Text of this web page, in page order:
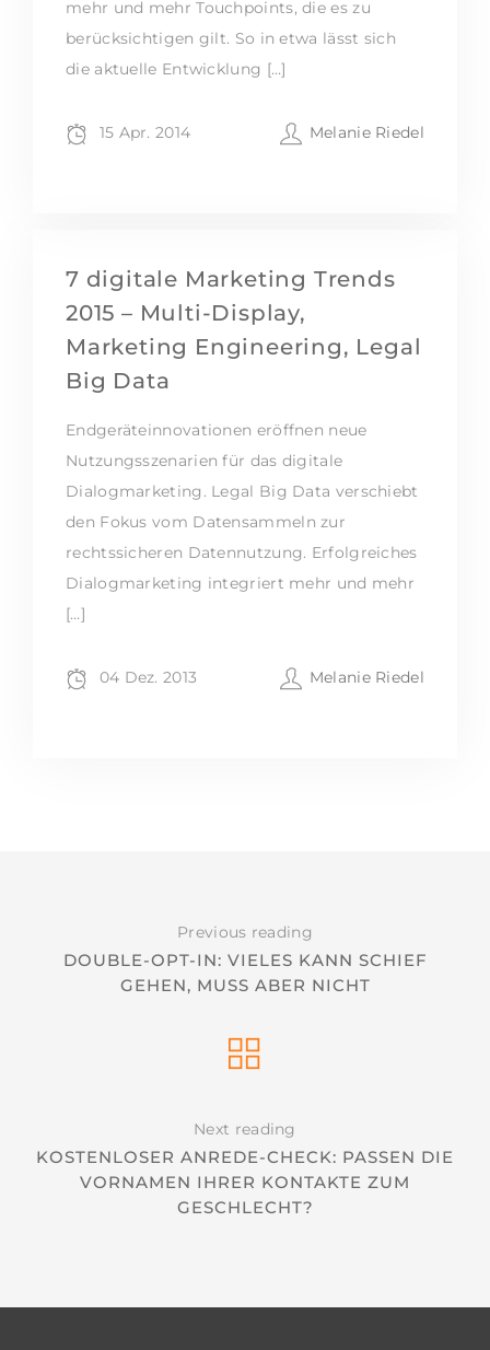
mehr und mehr Touchpoints, die es zu
berücksichtigen gilt. So in etwa lässt sich
die aktuelle Entwicklung […]
15 Apr. 2014 Melanie Riedel
7 digitale Marketing Trends
2015 – Multi-Display,
Marketing Engineering, Legal
Big Data
Endgeräteinnovationen eröffnen neue
Nutzungsszenarien für das digitale
Dialogmarketing. Legal Big Data verschiebt
den Fokus vom Datensammeln zur
rechtssicheren Datennutzung. Erfolgreiches
Dialogmarketing integriert mehr und mehr
[…]
04 Dez. 2013 Melanie Riedel
Previous reading
DOUBLE-OPT-IN: VIELES KANN SCHIEF
GEHEN, MUSS ABER NICHT
Next reading
KOSTENLOSER ANREDE-CHECK: PASSEN DIE
VORNAMEN IHRER KONTAKTE ZUM
GESCHLECHT?